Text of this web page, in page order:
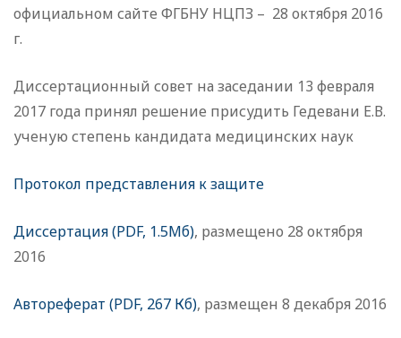
официальном сайте ФГБНУ НЦПЗ – 28 октября 2016
г.
Диссертационный совет на заседании 13 февраля
2017 года принял решение присудить Гедевани Е.В.
ученую степень кандидата медицинских наук
Протокол представления к защите
Диссертация (PDF, 1.5Мб), размещено 28 октября
2016
Автореферат (PDF, 267 Кб), размещен 8 декабря 2016